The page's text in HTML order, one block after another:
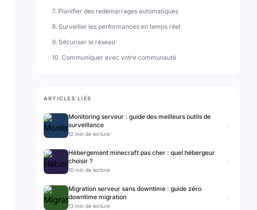
7. Planifier des redémarrages automatiques
8. Surveiller les performances en temps réel
9. Sécuriser le réseau
10. Communiquer avec votre communauté
ARTICLES LIÉS
Monitoring serveur : guide des meilleurs outils de
surveillance
12 min de lecture
Hébergement minecraft pas cher : quel hébergeur
choisir ?
10 min de lecture
Migration serveur sans downtime : guide zéro
downtime migration
13 min de lecture